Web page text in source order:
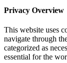
Privacy Overview
This website uses
navigate through
categorized as
essential for the